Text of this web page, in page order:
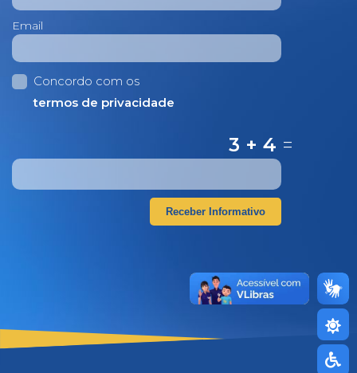
Email
Concordo com os
termos de privacidade
3 + 4 =
Receber Informativo